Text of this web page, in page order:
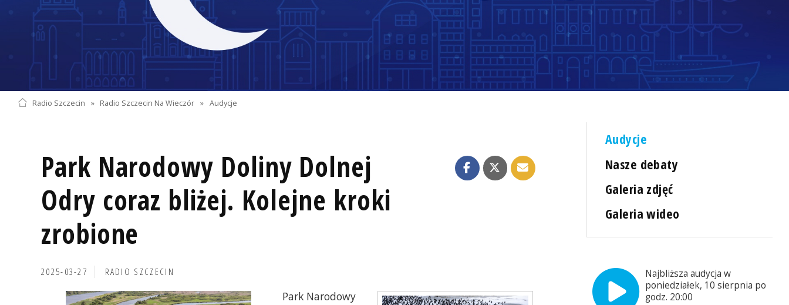
Radio Szczecin » Radio Szczecin Na Wieczór » Audycje
Park Narodowy Doliny Dolnej
Odry coraz bliżej. Kolejne kroki
zrobione
2025-03-27 RADIO SZCZECIN
Park Narodowy
Audycje
Nasze debaty
Galeria zdjęć
Galeria wideo
Najbliższa audycja w
poniedziałek, 10 sierpnia po
godz. 20:00